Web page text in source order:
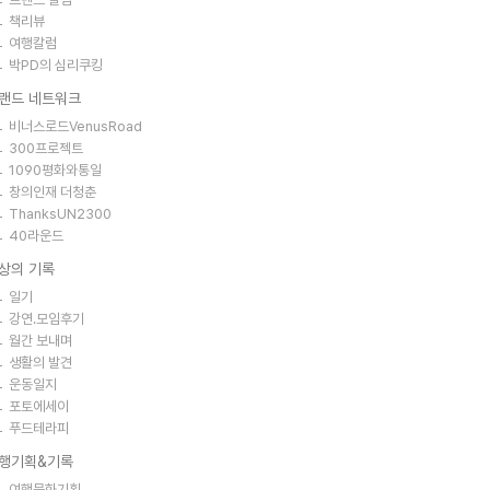
책리뷰
여행칼럼
박PD의 심리쿠킹
드 네트워크
비너스로드VenusRoad
300프로젝트
1090평화와통일
창의인재 더청춘
ThanksUN2300
40라운드
의 기록
일기
강연.모임후기
월간 보내며
생활의 발견
운동일지
포토에세이
푸드테라피
기획&기록